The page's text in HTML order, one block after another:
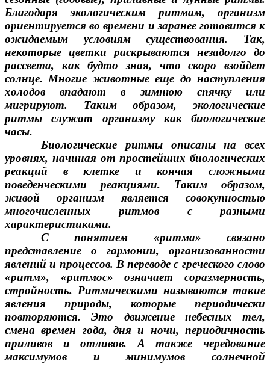
Благодаря экологическим ритмам, организм
ориентируется во времени и заранее готовится к
ожидаемым условиям существования. Так,
некоторые цветки раскрываются незадолго до
рассвета, как будто зная, что скоро взойдет
солнце. Многие животные еще до наступления
холодов впадают в зимнюю спячку или
мигрируют. Таким образом, экологические
ритмы служат организму как биологические
часы.
Биологические ритмы описаны на всех
уровнях, начиная от простейших биологических
реакций в клетке и кончая сложными
поведенческими реакциями. Таким образом,
живой организм является совокупностью
многочисленных ритмов с разными
характеристиками.
С понятием «ритма» связано
представление о гармонии, организованности
явлений и процессов. В переводе с греческого слово
«ритм», «ритмос» означает соразмерность,
стройность. Ритмическими называются такие
явления природы, которые периодически
повторяются. Это движение небесных тел,
смена времен года, дня и ночи, периодичность
приливов и отливов. А также чередование
максимумов и минимумов солнечной